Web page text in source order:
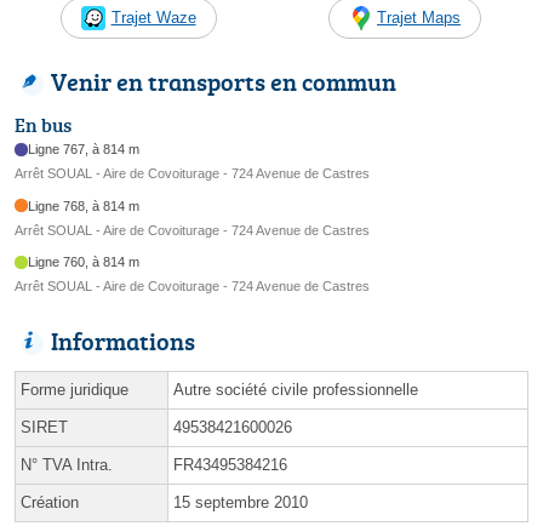
Trajet Waze Trajet Maps
Venir en transports en commun
En bus
Ligne 767, à 814 m
Arrêt SOUAL - Aire de Covoiturage - 724 Avenue de Castres
Ligne 768, à 814 m
Arrêt SOUAL - Aire de Covoiturage - 724 Avenue de Castres
Ligne 760, à 814 m
Arrêt SOUAL - Aire de Covoiturage - 724 Avenue de Castres
Informations
Forme juridique Autre société civile professionnelle
SIRET 49538421600026
N° TVA Intra. FR43495384216
Création 15 septembre 2010